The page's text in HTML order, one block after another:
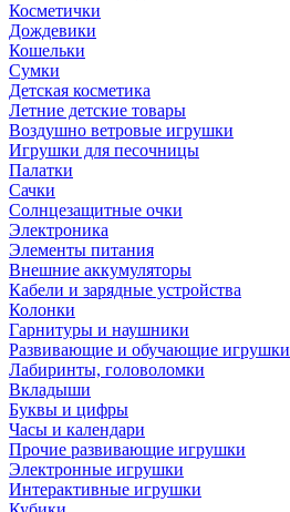
Косметички
Дождевики
Кошельки
Сумки
Детская косметика
Летние детские товары
Воздушно ветровые игрушки
Игрушки для песочницы
Палатки
Сачки
Солнцезащитные очки
Электроника
Элементы питания
Внешние аккумуляторы
Кабели и зарядные устройства
Колонки
Гарнитуры и наушники
Развивающие и обучающие игрушки
Лабиринты, головоломки
Вкладыши
Буквы и цифры
Часы и календари
Прочие развивающие игрушки
Электронные игрушки
Интерактивные игрушки